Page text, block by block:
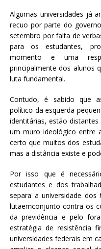
Algumas universidades já
recuo por parte do
setembro por falta de
para os estudantes,
momento e uma
principalmente dos alunos
luta fundamental.
Contudo, é sabido que
político da esquerda
identitárias, estão
um muro ideológico entre
certo que muitos dos
mas a distância existe e
Por isso que é
estudantes e dos
separa a universidade dos
lutaemconjunto contra os
da previdência e pelo
estratégia de resistência
universidades federais em